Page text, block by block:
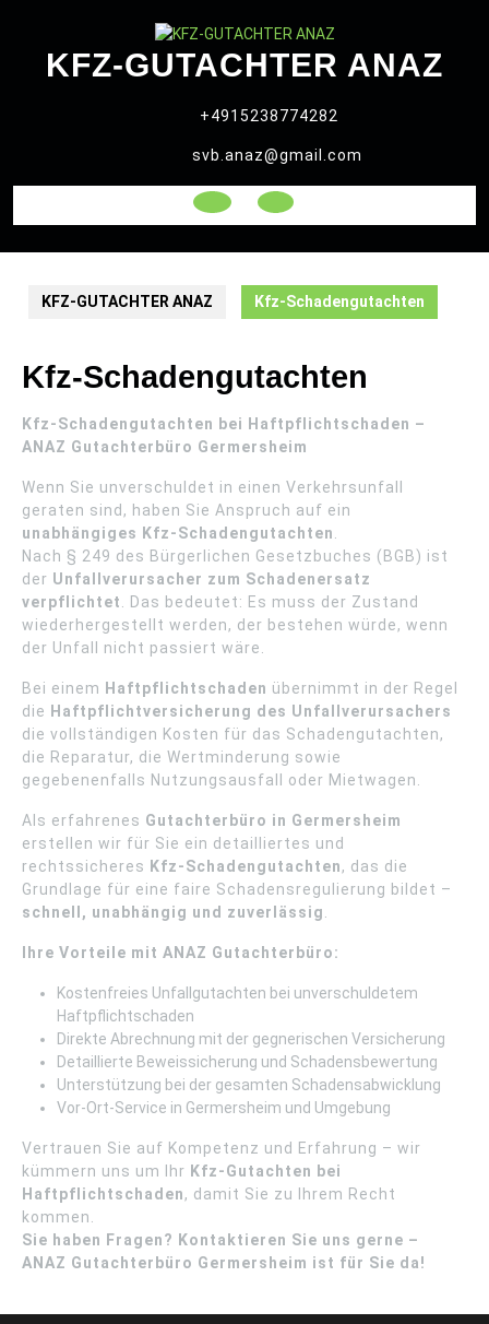
contentKFZ-GUTACHTER ANAZ
+4915238774282
svb.anaz@gmail.com
Open
Button
KFZ-GUTACHTER ANAZ Kfz-Schadengutachten
Kfz-Schadengutachten
Kfz-Schadengutachten bei Haftpflichtschaden –
ANAZ Gutachterbüro Germersheim
Wenn Sie unverschuldet in einen Verkehrsunfall
geraten sind, haben Sie Anspruch auf ein
unabhängiges Kfz-Schadengutachten
Nach § 249 des Bürgerlichen Gesetzbuches (BGB) ist
der Unfallverursacher zum Schadenersatz
verpflichtet
. Das bedeutet: Es muss der Zustand
wiederhergestellt werden, der bestehen würde, wenn
der Unfall nicht passiert wäre.
Bei einem Haftpflichtschaden übernimmt in der Regel
die Haftpflichtversicherung des Unfallverursachers
die vollständigen Kosten für das Schadengutachten,
die Reparatur, die Wertminderung sowie
gegebenenfalls Nutzungsausfall oder Mietwagen.
Als erfahrenes Gutachterbüro in Germersheim
erstellen wir für Sie ein detailliertes und
rechtssicheres Kfz-Schadengutachten, das die
Grundlage für eine faire Schadensregulierung bildet –
schnell, unabhängig und zuverlässig
Ihre Vorteile mit ANAZ Gutachterbüro:
Kostenfreies Unfallgutachten bei unverschuldetem
Haftpflichtschaden
Direkte Abrechnung mit der gegnerischen Versicherung
Detaillierte Beweissicherung und Schadensbewertung
Unterstützung bei der gesamten Schadensabwicklung
Vor-Ort-Service in Germersheim und Umgebung
Vertrauen Sie auf Kompetenz und Erfahrung – wir
kümmern uns um Ihr Kfz-Gutachten bei
Haftpflichtschaden, damit Sie zu Ihrem Recht
kommen.
Sie haben Fragen? Kontaktieren Sie uns gerne –
ANAZ Gutachterbüro Germersheim ist für Sie da!